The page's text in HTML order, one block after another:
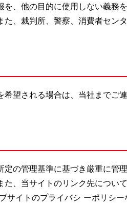
、他の目的に使用しない義務
、裁判所、警察、消費者セン
望される場合は、当社までご
の管理基準に基づき厳重に管
、当サイトのリンク先につい
イトのプライバシ ーポリシ